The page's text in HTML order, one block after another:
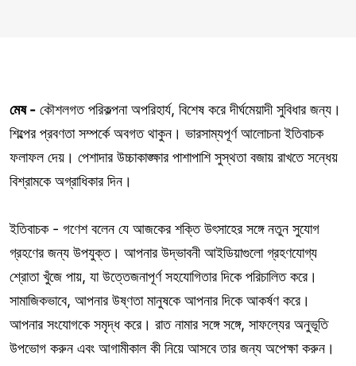
মেষ - কৌশলগত পরিকল্পনা অপরিহার্য, বিশেষ করে দীর্ঘমেয়াদী সুবিধার জন্য।
শিল্পের প্রবণতা সম্পর্কে অবগত থাকুন। ভারসাম্যপূর্ণ আলোচনা ইতিবাচক
ফলাফল দেয়। পেশাদার উচ্চাকাঙ্ক্ষার পাশাপাশি সুস্থতা বজায় রাখতে সন্ধেয়
বিশ্রামকে অগ্রাধিকার দিন।
ইতিবাচক - গণেশ বলেন যে আজকের শক্তি উৎসাহের সঙ্গে নতুন সুযোগ
গ্রহণের জন্য উপযুক্ত। আপনার উদ্ভাবনী আইডিয়াগুলো গ্রহণযোগ্য
শ্রোতা খুঁজে পায়, যা উত্তেজনাপূর্ণ সহযোগিতার দিকে পরিচালিত করে।
সামাজিকভাবে, আপনার উষ্ণতা মানুষকে আপনার দিকে আকর্ষণ করে।
আপনার সংযোগকে সমৃদ্ধ করে। রাত নামার সঙ্গে সঙ্গে, সাফল্যের অনুভূতি
উপভোগ করুন এবং আগামীকাল কী নিয়ে আসবে তার জন্য অপেক্ষা করুন।